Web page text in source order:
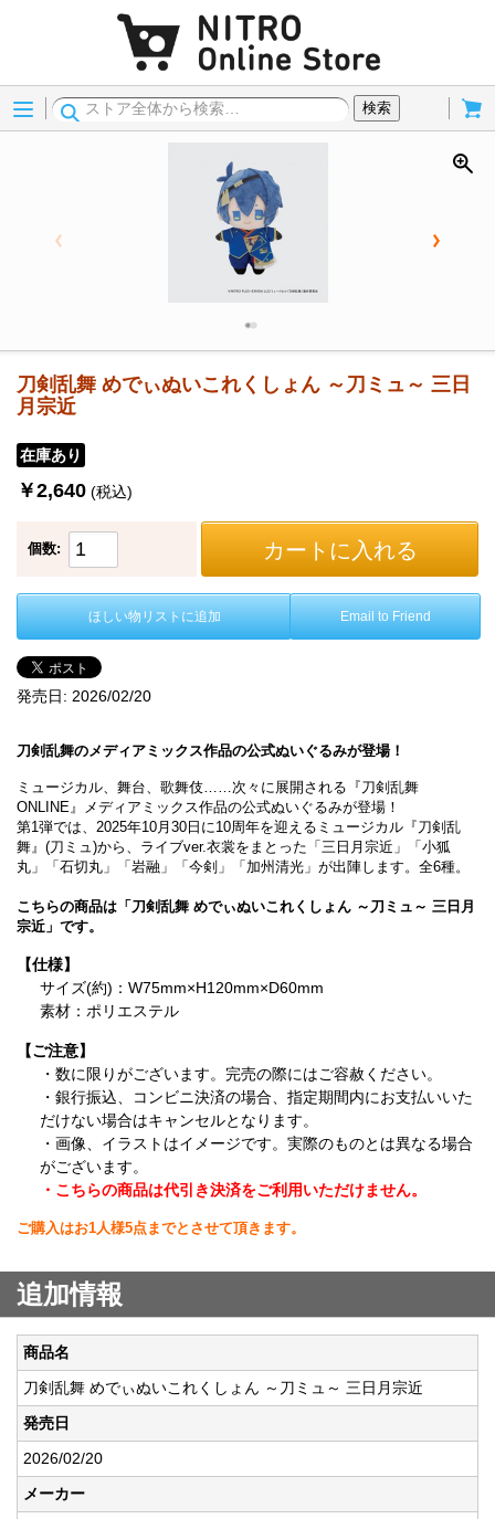
Menu
検索
刀剣乱舞 めでぃぬいこれくしょん ～刀ミュ～ 三日
月宗近
在庫あり
￥2,640 (税込)
個数: カートに入れる
ほしい物リストに追加 Email to Friend
発売日: 2026/02/20
刀剣乱舞のメディアミックス作品の公式ぬいぐるみが登場！
ミュージカル、舞台、歌舞伎……次々に展開される『刀剣乱舞
ONLINE』メディアミックス作品の公式ぬいぐるみが登場！
第1弾では、2025年10月30日に10周年を迎えるミュージカル『刀剣乱
舞』(刀ミュ)から、ライブver.衣裳をまとった「三日月宗近」「小狐
丸」「石切丸」「岩融」「今剣」「加州清光」が出陣します。全6種。
こちらの商品は「刀剣乱舞 めでぃぬいこれくしょん ～刀ミュ～ 三日月
宗近」です。
【仕様】
サイズ(約)：W75mm×H120mm×D60mm
素材：ポリエステル
【ご注意】
・数に限りがございます。完売の際にはご容赦ください。
・銀行振込、コンビニ決済の場合、指定期間内にお支払いいた
だけない場合はキャンセルとなります。
・画像、イラストはイメージです。実際のものとは異なる場合
がございます。
・こちらの商品は代引き決済をご利用いただけません。
ご購入はお1人様5点までとさせて頂きます。
追加情報
商品名
刀剣乱舞 めでぃぬいこれくしょん ～刀ミュ～ 三日月宗近
発売日
2026/02/20
メーカー